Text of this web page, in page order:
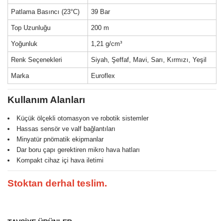
Patlama Basıncı (23°C) 39 Bar
Top Uzunluğu 200 m
Yoğunluk 1,21 g/cm³
Renk Seçenekleri Siyah, Şeffaf, Mavi, Sarı, Kırmızı, Yeşil
Marka Euroflex
Kullanım Alanları
Küçük ölçekli otomasyon ve robotik sistemler
Hassas sensör ve valf bağlantıları
Minyatür pnömatik ekipmanlar
Dar boru çapı gerektiren mikro hava hatları
Kompakt cihaz içi hava iletimi
Stoktan derhal teslim.